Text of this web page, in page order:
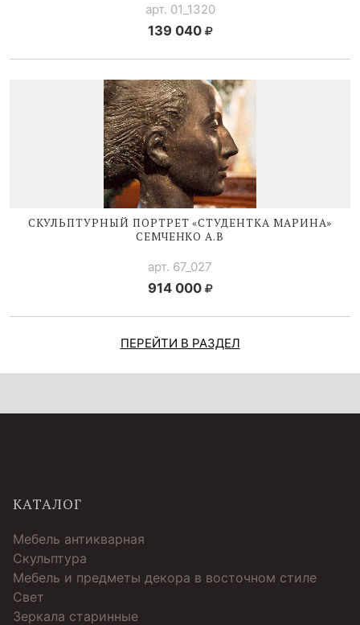
арт. 01_1320
139 040
СКУЛЬПТУРНЫЙ ПОРТРЕТ «СТУДЕНТКА МАРИНА»
СЕМЧЕНКО А.В
арт. 67_027
914 000
ПЕРЕЙТИ В РАЗДЕЛ
КАТАЛОГ
Мебель антикварная
Скульптура
Мебель и предметы декора в восточном стиле
Свет
Зеркала старинные